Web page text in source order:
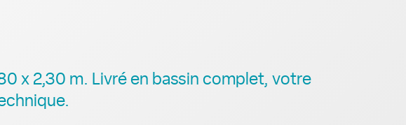
x 2,30 m. Livré en bassin complet, votre